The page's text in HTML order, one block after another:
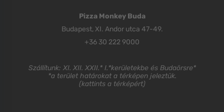
Pizza Monkey Buda
Budapest, XI. Andor utca 47-49.
+36 30 222 9000
Szállítunk: XI. XII. XXII.* I.*kerületekbe és Budaörsre*
*a terület határokat a térképen jeleztük.
(kattints a térképért)